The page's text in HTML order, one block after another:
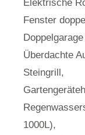
Elektrische
Fenster
Überdachte
Steingrill,
1000L),